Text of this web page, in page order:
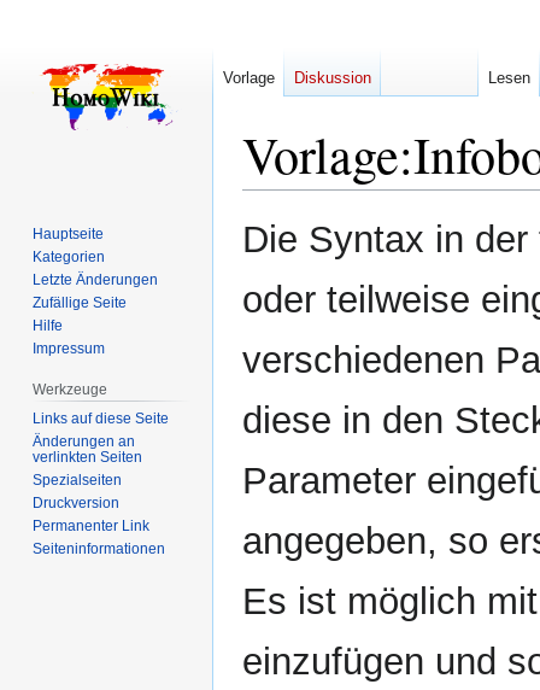
Vorlage:
Zur
Navigation
Zur
Suche
Die Syntax in
oder teilweise
verschiedenen
diese in den
Parameter
angegeben, so
Es ist möglich
einzufügen und
Vorlage Diskussion Lesen
Hauptseite
Kategorien
Letzte Änderungen
Zufällige Seite
Hilfe
Impressum
Werkzeuge
Links auf diese Seite
Änderungen an
verlinkten Seiten
Spezialseiten
Druckversion
Permanenter Link
Seiten­­informationen